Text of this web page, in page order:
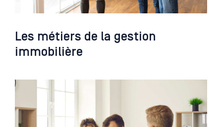
Les métiers de la gestion
immobilière